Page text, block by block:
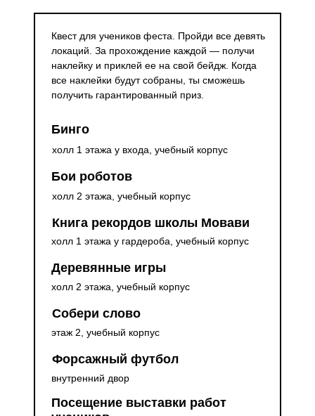
Бинго
холл 1 этажа у входа, учебный корпус
Бои роботов
холл 2 этажа, учебный корпус
Книга рекордов школы Мовави
холл 1 этажа у гардероба, учебный корпус
Деревянные игры
холл 2 этажа, учебный корпус
Собери слово
этаж 2, учебный корпус
Форсажный футбол
внутренний двор
Посещение выставки работ
Квест для учеников феста. Пройди все девять
локаций. За прохождение каждой — получи
наклейку и приклей ее на свой бейдж. Когда
все наклейки будут собраны, ты сможешь
получить гарантированный приз.